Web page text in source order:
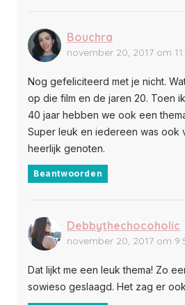
Bouchra
november 20, 2017 om
Nog gefeliciteerd met je nicht.
op die film en de jaren 20. Toen
40 jaar hebben we ook een
Super leuk en iedereen was ook
heerlijk genoten.
Beantwoorden
Debbythechocoholic
november 20, 2017 om
Dat lijkt me een leuk thema! Zo
sowieso geslaagd. Het zag er